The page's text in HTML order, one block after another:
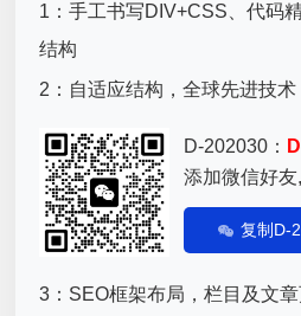
1：手工书写DIV+CSS、代码
结构
2：自适应结构，全球先进技术
D-202030：
添加微信好
复制D-
3：SEO框架布局，栏目及文